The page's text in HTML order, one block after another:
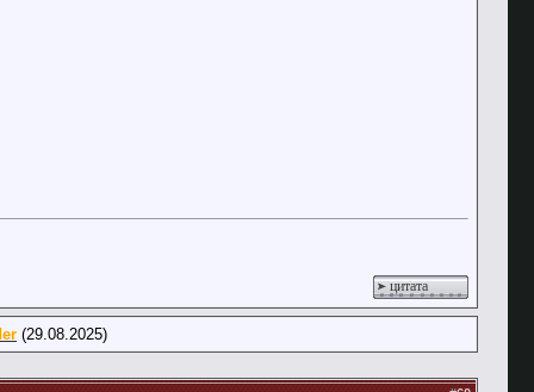
цитата
(29.08.2025)